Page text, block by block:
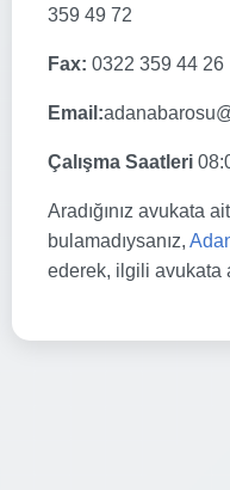
359 49 72
Fax: 0322 359 44 26
Email:
Çalışma Saatleri
Aradığınız avukata
bulamadıysanız,
ederek, ilgili avukata